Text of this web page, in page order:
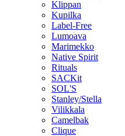
Klippan
Kupilka
Label-Free
Lumoava
Marimekko
Native Spirit
Rituals
SACKit
SOL'S
Stanley/Stella
Vilikkala
Camelbak
Clique